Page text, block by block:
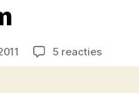
5 reactiesop
Wim